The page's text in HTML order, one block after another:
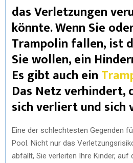
E
R
)
T
das Verletzungen
könnte. Wenn Sie
Trampolin fallen, ist
Sie wollen, ein
Es gibt auch ein
Das Netz verhindert,
sich verliert und sich
Eine der schlechtesten Gegenden
Pool. Nicht nur das
abfällt, Sie verleiten Ihre Kinder, auf